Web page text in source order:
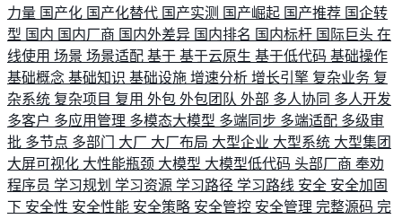
力量 国产化 国产化替代 国产实测 国产崛起 国产推荐 国企转
型 国内 国内厂商 国内外差异 国内排名 国内标杆 国际巨头 在
线使用 场景 场景适配 基于 基于云原生 基于低代码 基础操作
基础概念 基础知识 基础设施 增速分析 增长引擎 复杂业务 复
杂系统 复杂项目 复用 外包 外包团队 外部 多人协同 多人开发
多客户 多应用管理 多模态大模型 多端同步 多端适配 多级审
批 多节点 多部门 大厂 大厂布局 大型企业 大型系统 大型集团
大屏可视化 大性能瓶颈 大模型 大模型低代码 头部厂商 奉劝
程序员 学习规划 学习资源 学习路径 学习路线 安全 安全加固
下 安全性 安全性能 安全策略 安全管控 安全管理 完整源码 完